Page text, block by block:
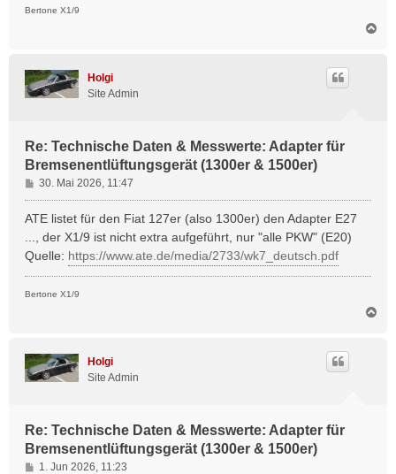
Bertone X1/9
Holgi
Site Admin
Re: Technische Daten & Messwerte: Adapter für
Bremsenentlüftungsgerät (1300er & 1500er)
B
e
i
r
a
g
30. Mai 2026, 11:47
ATE listet für den Fiat 127er (also 1300er) den Adapter E27
..., der X1/9 ist nicht extra aufgeführt, nur "alle PKW" (E20)
Quelle: https://www.ate.de/media/2733/wk7_deutsch.pdf
Bertone X1/9
Holgi
Site Admin
Re: Technische Daten & Messwerte: Adapter für
Bremsenentlüftungsgerät (1300er & 1500er)
B1. Jun 2026, 11:23